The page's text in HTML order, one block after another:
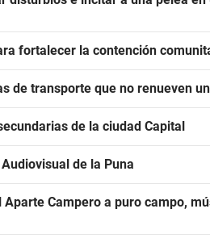
fortalecer la contención
de transporte que no renueven
de la ciudad Capital
de la Puna
Campero a puro campo,